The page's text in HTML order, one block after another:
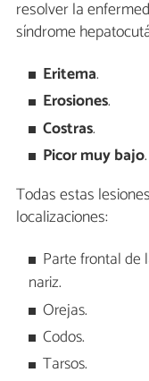
resolver la
síndrome
Eritema.
Erosiones.
Costras.
Picor muy bajo.
Todas estas
localizaciones:
Parte frontal de
nariz.
Orejas.
Codos.
Tarsos.